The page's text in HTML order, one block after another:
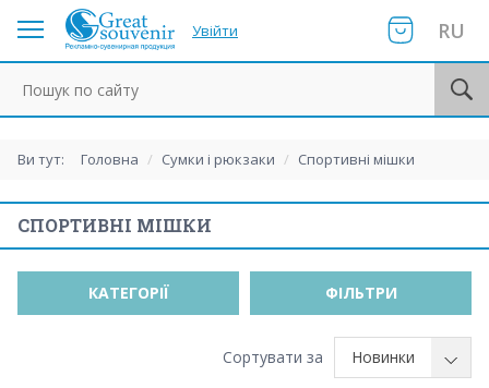
Увійти RU
Ви тут: Головна / Сумки і рюкзаки / Спортивні мішки
СПОРТИВНІ МІШКИ
КАТЕГОРІЇ ФІЛЬТРИ
Сортувати за Новинки